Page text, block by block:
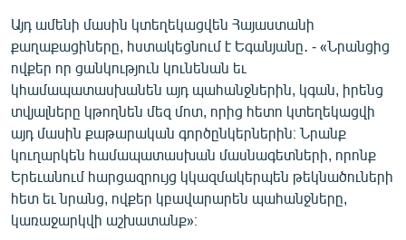
Այդ ամենի մասին կտեղեկացվեն Հայաստանի
քաղաքացիները, հստակեցնում է Եգանյանը․ - «Նրանցից
ովքեր որ ցանկություն կունենան եւ
կհամապատասխանեն այդ պահանջներին, կգան, իրենց
տվյալները կթողնեն մեզ մոտ, որից հետո կտեղեկացվի
այդ մասին քաթարական գործընկերներին։ Նրանք
կուղարկեն համապատասխան մասնագետների, որոնք
Երեւանում հարցազրույց կկազմակերպեն թեկնածուների
հետ եւ նրանց, ովքեր կբավարարեն պահանջները,
կառաջարկվի աշխատանք»։